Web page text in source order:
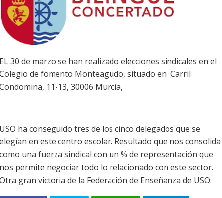
EL 30 de marzo se han realizado elecciones sindicales en el
Colegio de fomento Monteagudo, situado en Carril
Condomina, 11-13, 30006 Murcia,
USO ha conseguido tres de los cinco delegados que se
elegían en este centro escolar. Resultado que nos consolida
como una fuerza sindical con un % de representación que
nos permite negociar todo lo relacionado con este sector.
Otra gran victoria de la Federación de Enseñanza de USO.